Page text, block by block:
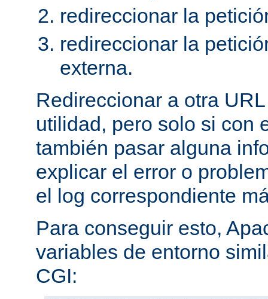
redireccionar la
redireccionar la
externa.
Redireccionar a otra
utilidad, pero solo si con
también pasar alguna
explicar el error o
el log correspondiente
Para conseguir esto,
variables de entorno
CGI: